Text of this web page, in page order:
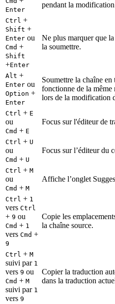
Enter
pendant la
Ctrl +
Shift +
Enter ou
Cmd +
Shift
+Enter
Ne plus marquer que
la soumettre.
Alt +
Enter ou
Option +
Enter
Soumettre la chaîne en
fonctionne de la même
lors de la modification
Ctrl + E
ou
Cmd + E
Focus sur l'éditeur de
Ctrl + U
ou
Cmd + U
Focus sur l’éditeur du
Ctrl + M
ou
Cmd + M
Affiche l’onglet
Ctrl + 1
vers Ctrl
+ 9 ou
Cmd + 1
vers Cmd +
9
Copie les
la chaîne source.
Ctrl + M
suivi par 1
vers 9 ou
Cmd + M
suivi par 1
vers 9
Copier la traduction
dans la traduction